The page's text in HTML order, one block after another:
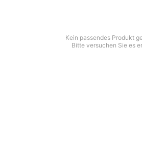
Kein passendes Produkt
Bitte versuchen Sie es